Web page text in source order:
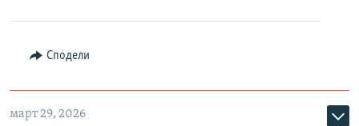
Сподели
март 29, 2026